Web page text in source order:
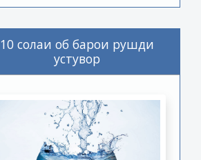
10 солаи об барои рушди
устувор